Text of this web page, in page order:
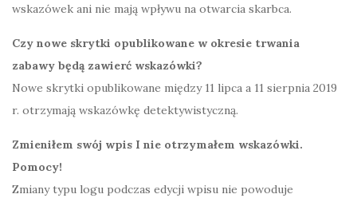
wskazówek ani nie mają wpływu na otwarcia skarbca.
Czy nowe skrytki opublikowane w okresie trwania
zabawy będą zawierć wskazówki?
Nowe skrytki opublikowane między 11 lipca a 11 sierpnia 2019
r. otrzymają wskazówkę detektywistyczną.
Zmieniłem swój wpis I nie otrzymałem wskazówki.
Pomocy!
Zmiany typu logu podczas edycji wpisu nie powoduje